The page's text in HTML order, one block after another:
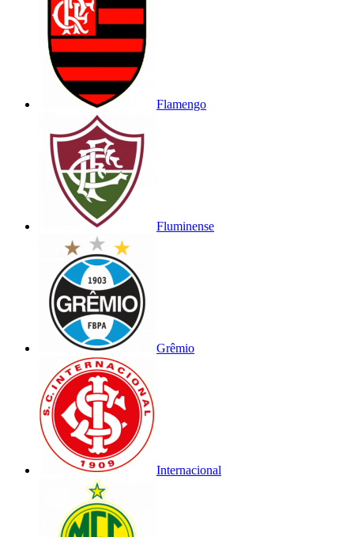
Flamengo
Fluminense
Grêmio
Internacional